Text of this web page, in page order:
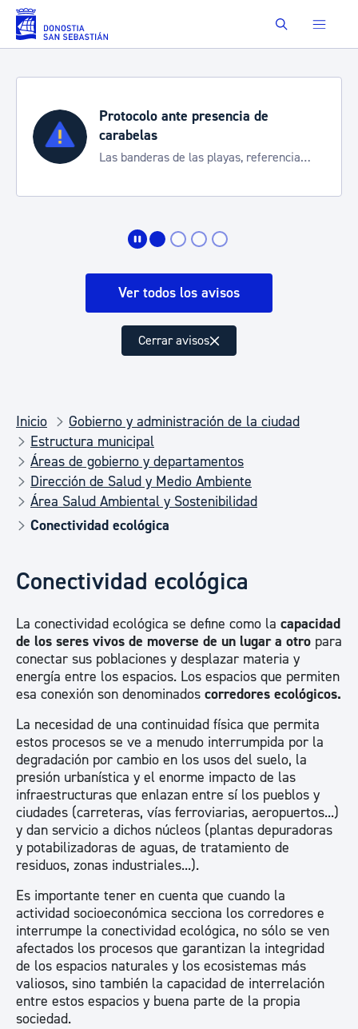
Saltar al contenido principal Buscar
Protocolo ante presencia de
carabelas
Las banderas de las playas, referencia
Ver todos los avisos
Cerrar avisos
Inicio
Gobierno y administración de la ciudad
Estructura municipal
Áreas de gobierno y departamentos
Dirección de Salud y Medio Ambiente
Área Salud Ambiental y Sostenibilidad
Conectividad ecológica
Conectividad ecológica
La conectividad ecológica se define como la capacidad
de los seres vivos de moverse de un lugar a otro para
conectar sus poblaciones y desplazar materia y
energía entre los espacios. Los espacios que permiten
esa conexión son denominados corredores ecológicos.
La necesidad de una continuidad física que permita
estos procesos se ve a menudo interrumpida por la
degradación por cambio en los usos del suelo, la
presión urbanística y el enorme impacto de las
infraestructuras que enlazan entre sí los pueblos y
ciudades (carreteras, vías ferroviarias, aeropuertos...)
y dan servicio a dichos núcleos (plantas depuradoras
y potabilizadoras de aguas, de tratamiento de
residuos, zonas industriales...).
Es importante tener en cuenta que cuando la
actividad socioeconómica secciona los corredores e
interrumpe la conectividad ecológica, no sólo se ven
afectados los procesos que garantizan la integridad
de los espacios naturales y los ecosistemas más
valiosos, sino también la capacidad de interrelación
entre estos espacios y buena parte de la propia
sociedad.